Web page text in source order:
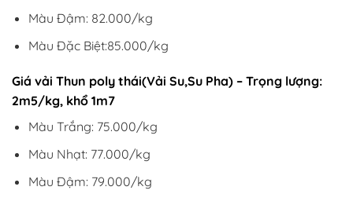
Màu Đậm: 82.000/kg
Màu Đặc Biệt:85.000/kg
Giá vải Thun poly thái(Vải Su,Su Pha) – Trọng lượng:
2m5/kg, khổ 1m7
Màu Trắng: 75.000/kg
Màu Nhạt: 77.000/kg
Màu Đậm: 79.000/kg